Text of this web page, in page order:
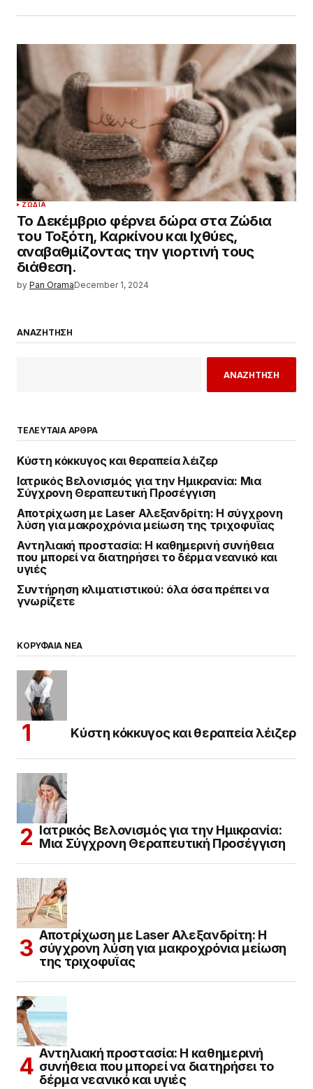
ΖΏΔΙΑ
Το Δεκέμβριο φέρνει δώρα στα Ζώδια
του Τοξότη, Καρκίνου και Ιχθύες,
αναβαθμίζοντας την γιορτινή τους
διάθεση.
by Pan OramaDecember 1, 2024
ΑΝΑΖΗΤΗΣΗ
ΑΝΑΖΗΤΗΣΗ
ΤΕΛΕΥΤΑΙΑ ΑΡΘΡΑ
Κύστη κόκκυγος και θεραπεία λέιζερ
Ιατρικός Βελονισμός για την Ημικρανία: Μια
Σύγχρονη Θεραπευτική Προσέγγιση
Αποτρίχωση με Laser Αλεξανδρίτη: Η σύγχρονη
λύση για μακροχρόνια μείωση της τριχοφυΐας
Αντηλιακή προστασία: Η καθημερινή συνήθεια
που μπορεί να διατηρήσει το δέρμα νεανικό και
υγιές
Συντήρηση κλιματιστικού: όλα όσα πρέπει να
γνωρίζετε
ΚΟΡΥΦΑΙΑ ΝΕΑ
Κύστη κόκκυγος και θεραπεία λέιζερ
Ιατρικός Βελονισμός για την Ημικρανία:
Μια Σύγχρονη Θεραπευτική Προσέγγιση
Αποτρίχωση με Laser Αλεξανδρίτη: Η
σύγχρονη λύση για μακροχρόνια μείωση
της τριχοφυΐας
Αντηλιακή προστασία: Η καθημερινή
συνήθεια που μπορεί να διατηρήσει το
δέρμα νεανικό και υγιές